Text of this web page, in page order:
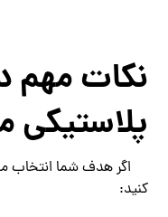
نکات مهم
پلاستیکی
اگر هدف شما انتخاب
کنید: